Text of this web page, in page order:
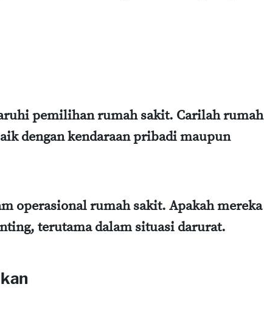
pemilihan rumah sakit. Carilah rumah
dengan kendaraan pribadi maupun
operasional rumah sakit. Apakah mereka
terutama dalam situasi darurat.